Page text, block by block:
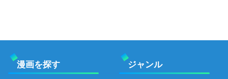
漫画を探す ジャンル